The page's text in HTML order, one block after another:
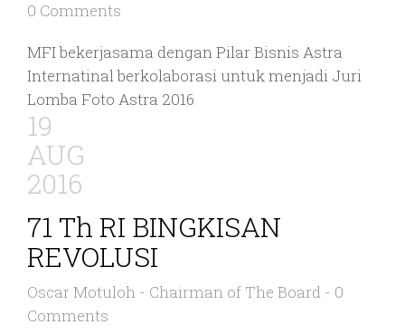
0 Comments
MFI bekerjasama dengan Pilar Bisnis Astra
Internatinal berkolaborasi untuk menjadi Juri
Lomba Foto Astra 2016
19
AUG
2016
71 Th RI BINGKISAN
REVOLUSI
Oscar Motuloh - Chairman of The Board - 0
Comments